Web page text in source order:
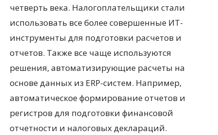
четверть века. Налогоплательщики стали
использовать все более совершенные ИТ-
инструменты для подготовки расчетов и
отчетов. Также все чаще используются
решения, автоматизирующие расчеты на
основе данных из ERP-систем. Например,
автоматическое формирование отчетов и
регистров для подготовки финансовой
отчетности и налоговых деклараций.